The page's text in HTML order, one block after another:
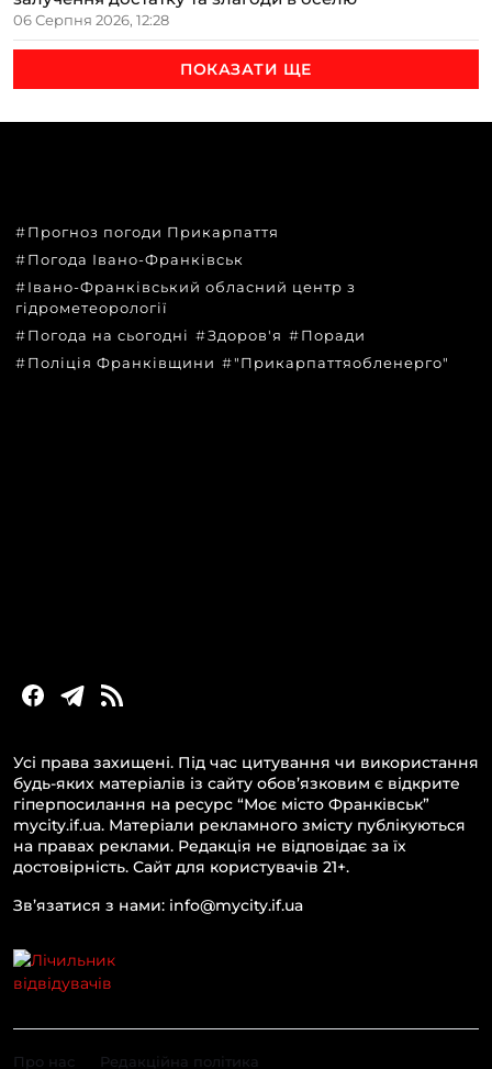
06 Серпня 2026, 12:28
ПОКАЗАТИ ЩЕ
Прогноз погоди Прикарпаття
Погода Івано-Франківськ
Івано-Франківський обласний центр з
гідрометеорології
Погода на сьогодні
Здоров'я
Поради
Поліція Франківщини
"Прикарпаттяобленерго"
Усі права захищені. Під час цитування чи використання
будь-яких матеріалів із сайту обов’язковим є відкрите
гіперпосилання на ресурс “Моє місто Франківськ”
mycity.if.ua. Матеріали рекламного змісту публікуються
на правах реклами. Редакція не відповідає за їх
достовірність. Сайт для користувачів 21+.
Зв’язатися з нами: info@mycity.if.ua
Про нас Редакційна політика